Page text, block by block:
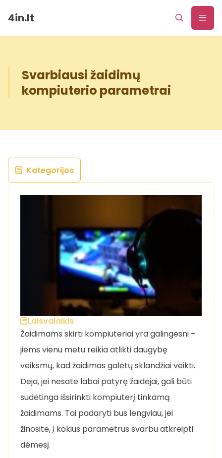
4in.lt
Svarbiausi žaidimų
kompiuterio parametrai
Laisvalaikis
Žaidimams skirti kompiuteriai yra galingesni –
jiems vienu metu reikia atlikti daugybę
veiksmų, kad žaidimas galėtų sklandžiai veikti.
Deja, jei nesate labai patyrę žaidėjai, gali būti
sudėtinga išsirinkti kompiuterį tinkamą
žaidimams. Tai padaryti bus lengviau, jei
žinosite, į kokius parametrus svarbu atkreipti
dėmesį.
Kategorijos